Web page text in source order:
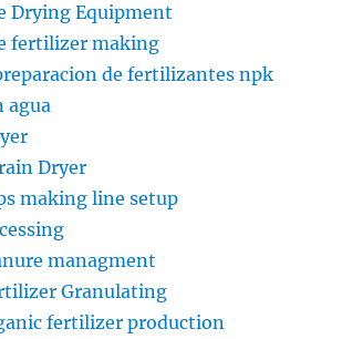
Drying Equipment
fertilizer making
de fertilizantes npk
agua
Dryer
making line setup
managment
Granulating
fertilizer production